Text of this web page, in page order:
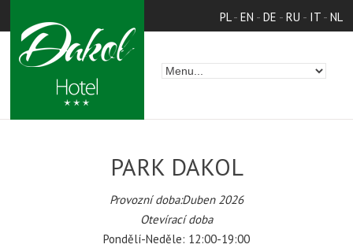
PL- EN - DE - RU - IT- NL
PARK DAKOL
Provozní doba:Duben 2026
Otevírací doba
Pondělí-Neděle: 12:00-19:00